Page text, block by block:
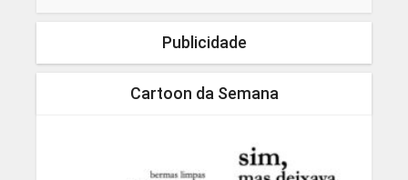
Publicidade
Cartoon da Semana